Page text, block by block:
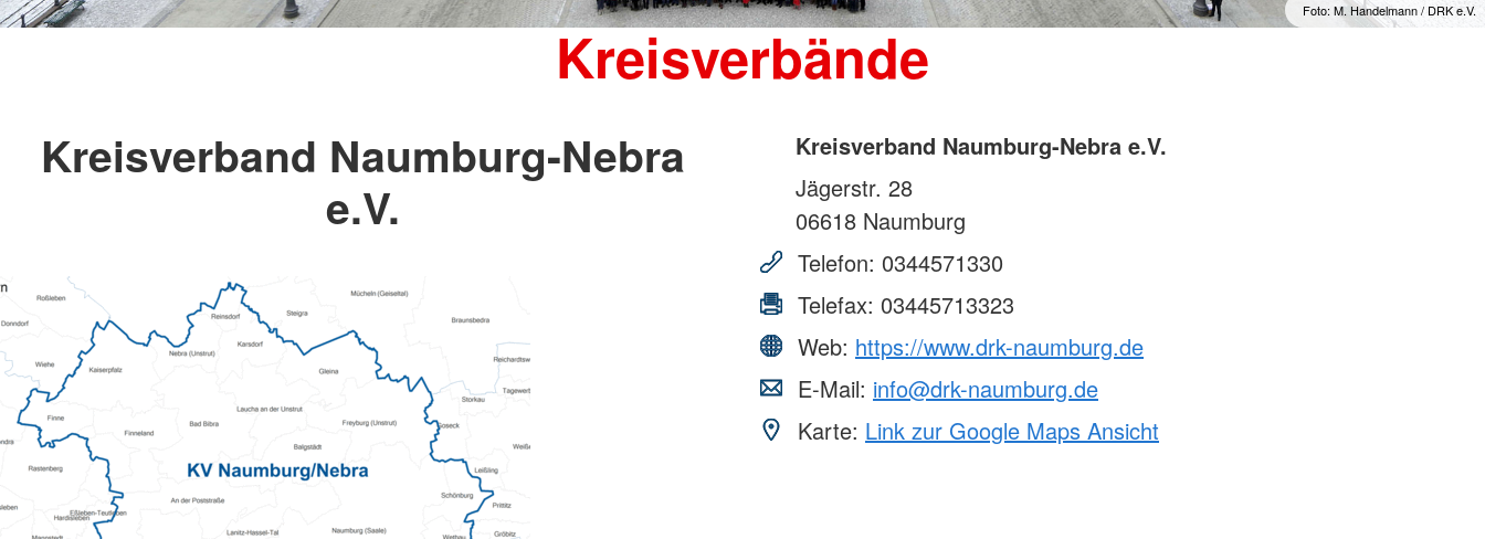
Foto: M. Handelmann / DRK e.V.
Kreisverbände
Kreisverband Naumburg-Nebra
e.V.
Kreisverband Naumburg-Nebra e.V.
Jägerstr. 28
06618 Naumburg
Telefon: 0344571330
Telefax: 03445713323
Web: https://www.drk-naumburg.de
E-Mail: info@drk-naumburg.de
Karte: Link zur Google Maps Ansicht